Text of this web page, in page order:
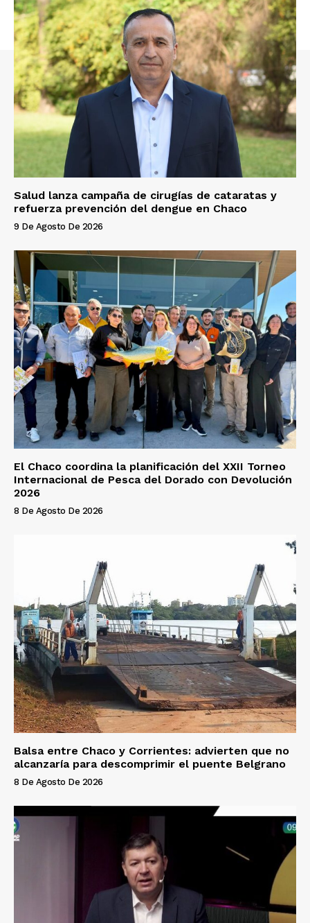
Salud lanza campaña de cirugías de cataratas y
refuerza prevención del dengue en Chaco
9 De Agosto De 2026
El Chaco coordina la planificación del XXII Torneo
Internacional de Pesca del Dorado con Devolución
2026
8 De Agosto De 2026
Balsa entre Chaco y Corrientes: advierten que no
alcanzaría para descomprimir el puente Belgrano
8 De Agosto De 2026